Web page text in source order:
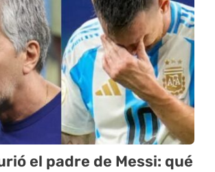
el padre de Messi: qué